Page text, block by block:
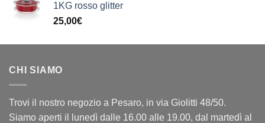
1KG rosso glitter
25,00€
CHI SIAMO
Trovi il nostro negozio a Pesaro, in via Giolitti 48/50.
Siamo aperti il lunedì dalle 16.00 alle 19.00, dal martedì al